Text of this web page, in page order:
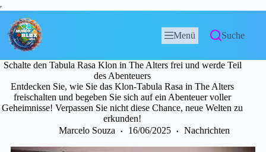
Menü Suche
Schalte den Tabula Rasa Klon in The Alters frei und werde Teil
des Abenteuers
Entdecken Sie, wie Sie das Klon-Tabula Rasa in The Alters
freischalten und begeben Sie sich auf ein Abenteuer voller
Geheimnisse! Verpassen Sie nicht diese Chance, neue Welten zu
erkunden!
Marcelo Souza
16/06/2025 Nachrichten